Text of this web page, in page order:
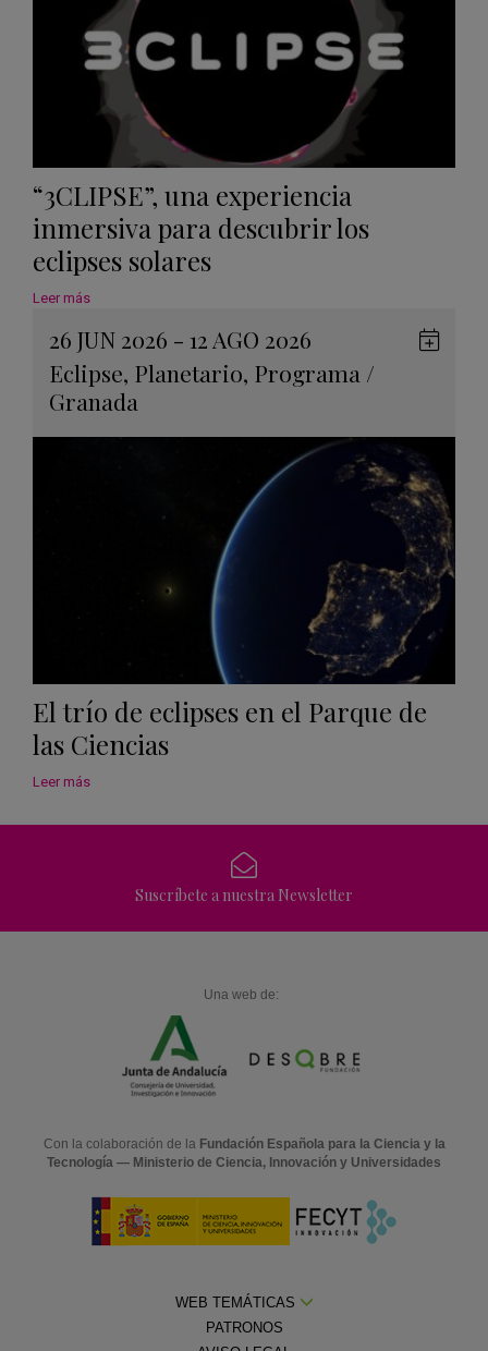
“3CLIPSE”, una experiencia
inmersiva para descubrir los
eclipses solares
Leer más
26 JUN 2026 - 12 AGO 2026
Eclipse, Planetario, Programa /
Granada
El trío de eclipses en el Parque de
las Ciencias
Leer más
Suscríbete a nuestra Newsletter
Una web de:
Con la colaboración de la Fundación Española para la Ciencia y la
Tecnología — Ministerio de Ciencia, Innovación y Universidades
WEB TEMÁTICAS
PATRONOS